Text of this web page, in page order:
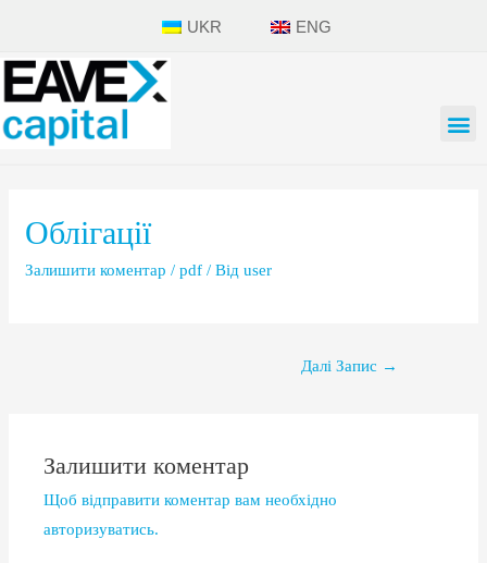
UKR ENG
Облігації
Залишити коментар /pdf / Відuser
Далі Запис →
Залишити коментар
Щоб відправити коментар вам необхідно
авторизуватись.